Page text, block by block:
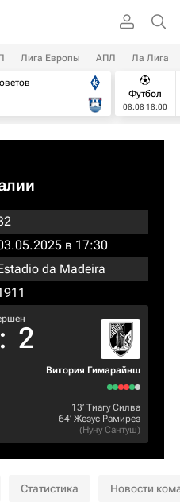
Лига Европы АПЛ Ла Лига
Футбол
08.08 18:00
в 17:30
da Madeira
: 2
Витория Гимарайнш
13‎’‎ Тиагу Силва
64‎’‎ Жезус Рамирез
(Нуну Сантуш)
Статистика Новости